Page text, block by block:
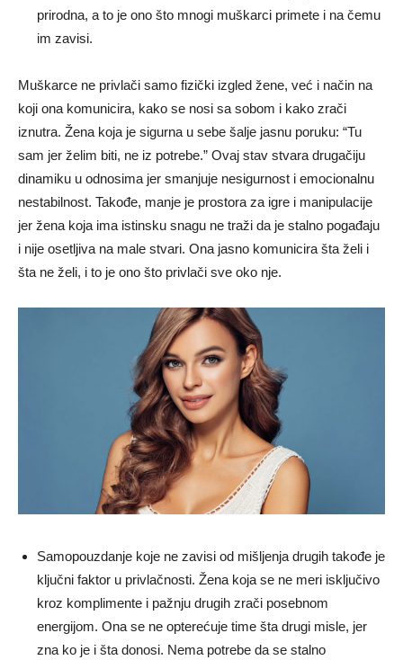
prirodna, a to je ono što mnogi muškarci primete i na čemu
im zavisi.
Muškarce ne privlači samo fizički izgled žene, već i način na
koji ona komunicira, kako se nosi sa sobom i kako zrači
iznutra. Žena koja je sigurna u sebe šalje jasnu poruku: “Tu
sam jer želim biti, ne iz potrebe.” Ovaj stav stvara drugačiju
dinamiku u odnosima jer smanjuje nesigurnost i emocionalnu
nestabilnost. Takođe, manje je prostora za igre i manipulacije
jer žena koja ima istinsku snagu ne traži da je stalno pogađaju
i nije osetljiva na male stvari. Ona jasno komunicira šta želi i
šta ne želi, i to je ono što privlači sve oko nje.
Samopouzdanje koje ne zavisi od mišljenja drugih takođe je
ključni faktor u privlačnosti. Žena koja se ne meri isključivo
kroz komplimente i pažnju drugih zrači posebnom
energijom. Ona se ne opterećuje time šta drugi misle, jer
zna ko je i šta donosi. Nema potrebe da se stalno